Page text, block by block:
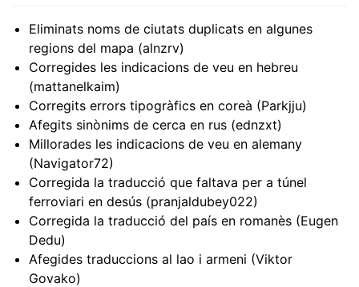
Eliminats noms de ciutats duplicats en algunes
regions del mapa (alnzrv)
Corregides les indicacions de veu en hebreu
(mattanelkaim)
Corregits errors tipogràfics en coreà (Parkjju)
Afegits sinònims de cerca en rus (ednzxt)
Millorades les indicacions de veu en alemany
(Navigator72)
Corregida la traducció que faltava per a túnel
ferroviari en desús (pranjaldubey022)
Corregida la traducció del país en romanès (Eugen
Dedu)
Afegides traduccions al lao i armeni (Viktor
Govako)